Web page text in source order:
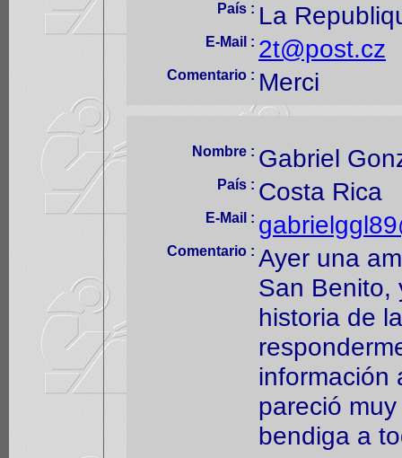
País : La
E-Mail : 2t@post.cz
Comentario : Merci
Nombre : Gabriel
País : Costa Rica
E-Mail :
Comentario : Ayer una
San Benito,
historia de
información
pareció
bendiga a